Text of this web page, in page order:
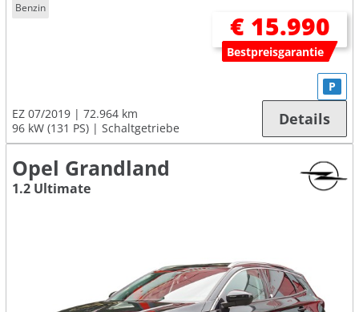
Benzin
€ 15.990
Bestpreisgarantie
EZ 07/2019
72.964 km
96 kW (131 PS)
Schaltgetriebe
P
Details
Opel Grandland
1.2 Ultimate